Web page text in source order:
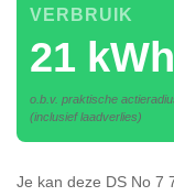
21 kWh
VERBRUIK
o.b.v. praktische
(inclusief laadverlies)
Je kan deze DS No 7